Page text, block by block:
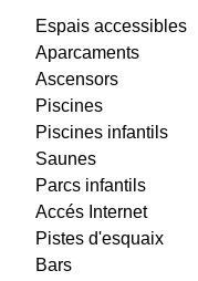
Espais accessibles
Aparcaments
Ascensors
Piscines
Piscines infantils
Saunes
Parcs infantils
Accés Internet
Pistes d'esquaix
Bars